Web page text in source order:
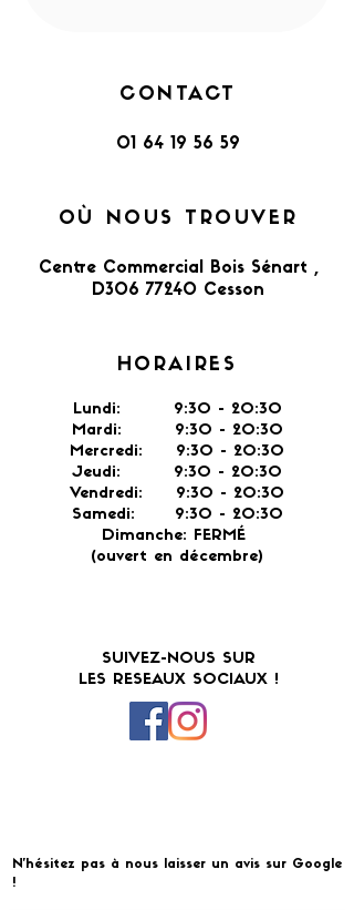
CONTACT
01 64 19 56 59
OÙ NOUS TROUVER
Centre Commercial Bois Sénart ,
D306 77240 Cesson​
HORAIRES
Lundi: 9:30 - 20:30
Mardi: 9:30 - 20:30
Mercredi: 9:30 - 20:30
Jeudi: 9:30 - 20:30
Vendredi: 9:30 - 20:30
Samedi: 9:30 - 20:30
Dimanche: FERMÉ
(ouvert en décembre)
SUIVEZ-NOUS SUR
LES RESEAUX SOCIAUX !
N'hésitez pas à nous laisser un avis sur Google
!